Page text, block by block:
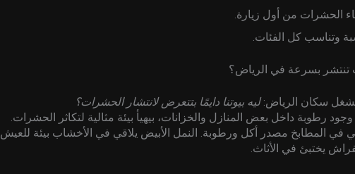
الحشرات من أول زيارة.
وتناسب كل الفئات.
تنتشر بسرعة في الرياض؟
سكان الرياض:ليه بيوتنا دايمًا بتتعرض لانتشار الحشرات؟
وجود رطوبة داخل بعض المنازل والخزانات، بيهيأ بيئة مثالية لتكاثر الحشرات.
في المطابخ مصدر أكل ورطوبة. النمل الأبيض يلاقي في الأخشاب بيئة للعيش
يختبئ في الأثاث.